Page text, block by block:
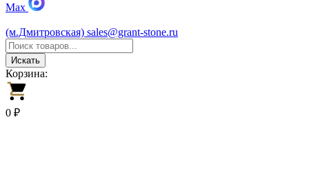
Max
(м.Дмитровская) sales@grant-stone.ru
Искать
Корзина:
0 ₽